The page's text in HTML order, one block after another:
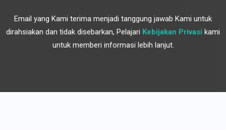
Email yang Kami terima menjadi tanggung jawab Kami untuk
dirahsiakan dan tidak disebarkan, Pelajari Kebijakan Privasi kami
untuk memberi informasi lebih lanjut.